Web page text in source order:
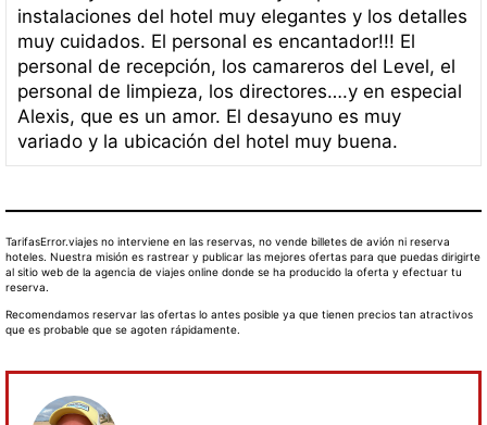
instalaciones del hotel muy elegantes y los detalles
muy cuidados. El personal es encantador!!! El
personal de recepción, los camareros del Level, el
personal de limpieza, los directores….y en especial
Alexis, que es un amor. El desayuno es muy
variado y la ubicación del hotel muy buena.
TarifasError.viajes no interviene en las reservas, no vende billetes de avión ni reserva
hoteles. Nuestra misión es rastrear y publicar las mejores ofertas para que puedas dirigirte
al sitio web de la agencia de viajes online donde se ha producido la oferta y efectuar tu
reserva.
Recomendamos reservar las ofertas lo antes posible ya que tienen precios tan atractivos
que es probable que se agoten rápidamente.